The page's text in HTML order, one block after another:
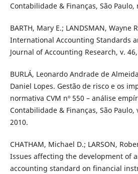
Contabilidade & Finanças, São Paulo,
BARTH, Mary E.; LANDSMAN, Wayne
International Accounting Standards
Journal of Accounting Research, v.
BURLÁ, Leonardo Andrade de
Daniel Lopes. Gestão de risco e os
normativa CVM nº 550 – análise
Contabilidade & Finanças, São Paulo,
2010.
CHATHAM, Michael D.; LARSON,
Issues affecting the development of
accounting standard on financial